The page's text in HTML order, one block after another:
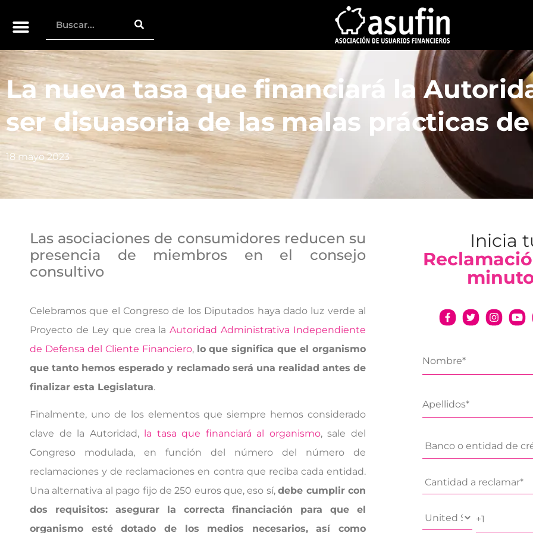
La nueva tasa que financiará la
ser disuasoria de las malas prácticas
18 mayo 2023
Las asociaciones de consumidores reducen su
presencia de miembros en el consejo
consultivo
Celebramos que el Congreso de los Diputados haya dado luz verde al
Proyecto de Ley que crea laAutoridad Administrativa Independiente
de Defensa del Cliente Financiero, lo que significa que el organismo
que tanto hemos esperado y reclamado será una realidad antes de
finalizar esta Legislatura.
Finalmente, uno de los elementos que siempre hemos considerado
clave de la Autoridad,
la tasa que financiará al organismo, sale del
Congreso modulada, en función del número del número de
reclamaciones y de reclamaciones en contra que reciba cada entidad.
Una alternativa al pago fijo de 250 euros que, eso sí,debe cumplir con
dos requisitos: asegurar la correcta financiación para que el
organismo esté dotado de los medios necesarios, así como
Inicia